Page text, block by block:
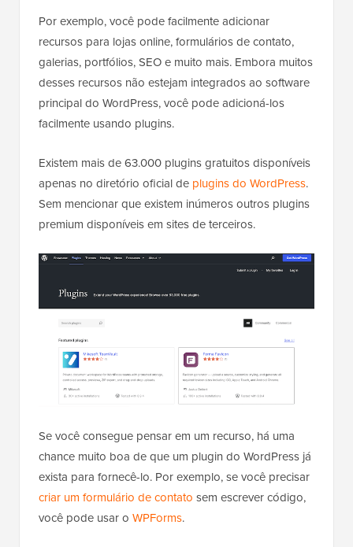
Por exemplo, você pode facilmente adicionar
recursos para lojas online, formulários de contato,
galerias, portfólios, SEO e muito mais. Embora muitos
desses recursos não estejam integrados ao software
principal do WordPress, você pode adicioná-los
facilmente usando plugins.
Existem mais de 63.000 plugins gratuitos disponíveis
apenas no diretório oficial de plugins do WordPress.
Sem mencionar que existem inúmeros outros plugins
premium disponíveis em sites de terceiros.
Se você consegue pensar em um recurso, há uma
chance muito boa de que um plugin do WordPress já
exista para fornecê-lo. Por exemplo, se você precisar
criar um formulário de contato sem escrever código,
você pode usar o WPForms.